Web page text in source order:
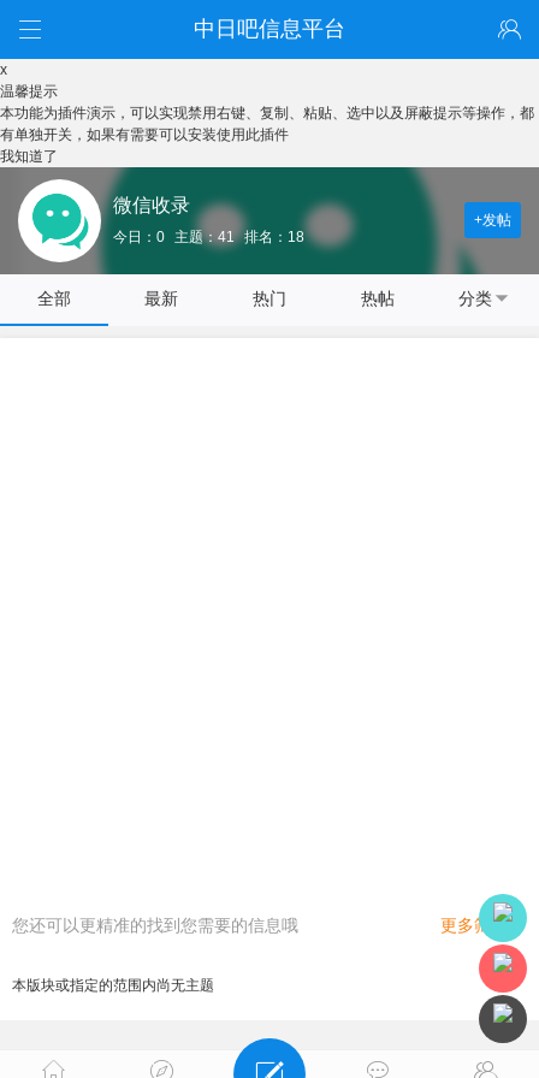
中日吧信息平台
x
温馨提示
本功能为插件演示，可以实现禁用右键、复制、粘贴、选中以及屏蔽提示等操作，都
有单独开关，如果有需要可以安装使用此插件
我知道了
微信收录
今日：0 主题：41 排名：18
+发帖
全部 最新 热门 热帖 分类
您还可以更精准的找到您需要的信息哦 更多筛选
本版块或指定的范围内尚无主题